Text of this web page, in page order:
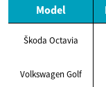
Model
Škoda Octavia
Volkswagen Golf